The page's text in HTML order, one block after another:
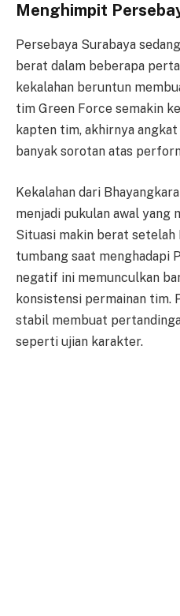
Menghimpit
Persebaya Surabaya
berat dalam beberapa
kekalahan beruntun
tim Green Force semakin
kapten tim, akhirnya
banyak sorotan atas
Kekalahan dari
menjadi pukulan awal
Situasi makin berat setelah
tumbang saat menghadapi
negatif ini memunculkan
konsistensi permainan tim.
stabil membuat
seperti ujian karakter.